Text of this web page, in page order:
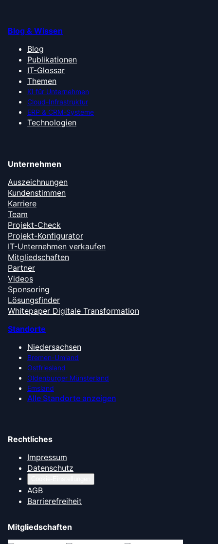
Blog & Wissen
Blog
Publikationen
IT-Glossar
Themen
KI für Unternehmen
Cloud-Infrastruktur
ERP & CRM-Systeme
Technologien
Unternehmen
Auszeichnungen
Kundenstimmen
Karriere
Team
Projekt-Check
Projekt-Konfigurator
IT-Unternehmen verkaufen
Mitgliedschaften
Partner
Videos
Sponsoring
Lösungsfinder
Whitepaper Digitale Transformation
Standorte
Niedersachsen
Bremen-Umland
Ostfriesland
Oldenburger Münsterland
Emsland
Alle Standorte anzeigen
Rechtliches
Impressum
Datenschutz
AGB
Barrierefreiheit
Mitgliedschaften